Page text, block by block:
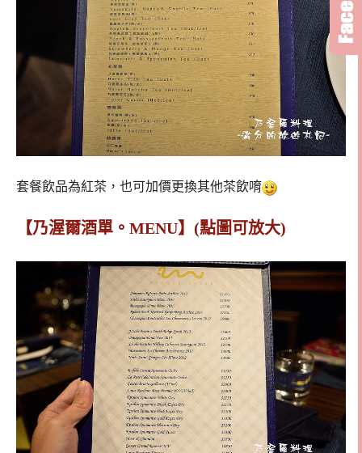
套餐飲品為紅茶，也可加價更換其他茶飲唷
【乃渥爾酒單。MENU】(點圖可放大)